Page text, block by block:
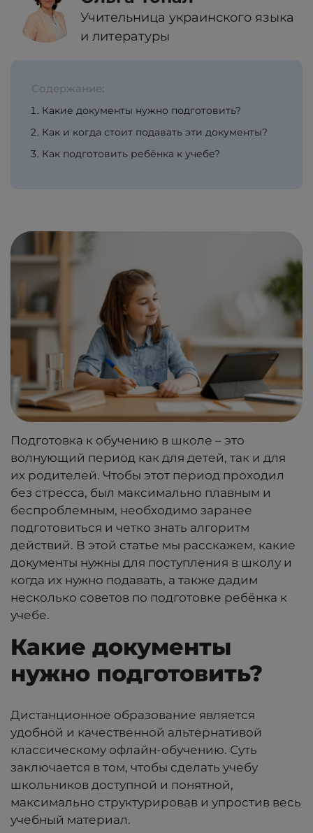
Учительница украинского языка
и литературы
Содержание:
Какие документы нужно подготовить?
Как и когда стоит подавать эти документы?
Как подготовить ребёнка к учебе?
Подготовка к обучению в школе – это
волнующий период как для детей, так и для
их родителей. Чтобы этот период проходил
без стресса, был максимально плавным и
беспроблемным, необходимо заранее
подготовиться и четко знать алгоритм
действий. В этой статье мы расскажем, какие
документы нужны для поступления в школу и
когда их нужно подавать, а также дадим
несколько советов по подготовке ребёнка к
учебе.
Какие документы
нужно подготовить?
Дистанционное образование является
удобной и качественной альтернативой
классическому офлайн-обучению. Суть
заключается в том, чтобы сделать учебу
школьников доступной и понятной,
максимально структурировав и упростив весь
учебный материал.